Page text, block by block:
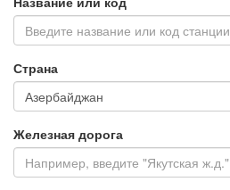
Введите название или код станции
Страна
Железная дорога